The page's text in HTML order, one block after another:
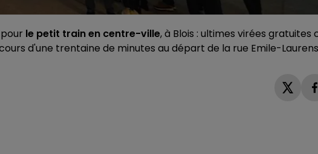
le petit train en centre-ville, à Blois : ultimes virées gratuites
d'une trentaine de minutes au départ de la rue Emile-